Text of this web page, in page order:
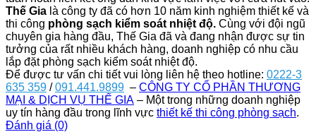
Thế Gia là công ty đã có hơn 10 năm kinh nghiệm thiết kế và
thi công phòng sạch kiểm soát nhiệt độ. Cùng với đội ngũ
chuyên gia hàng đầu, Thế Gia đã và đang nhận được sự tin
tưởng của rất nhiều khách hàng, doanh nghiệp có nhu cầu
lắp đặt phòng sạch kiểm soát nhiệt độ.
Để được tư vấn chi tiết vui lòng liên hệ theo hotline: 0222-3
635 359 /091.441.9899 – CÔNG TY CỔ PHẦN THƯƠNG
MẠI & DỊCH VỤ THẾ GIA – Một trong những doanh nghiệp
uy tín hàng đầu trong lĩnh vực thiết kế thi công phòng sạch.
Đánh giá (0)